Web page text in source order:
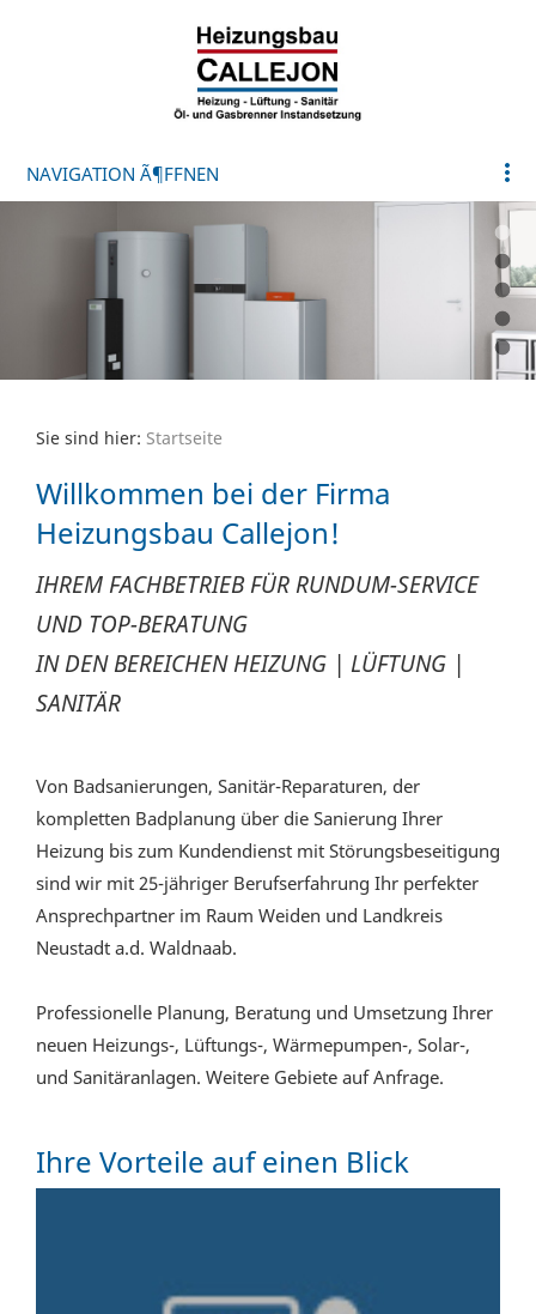
NAVIGATION Ã¶FFNEN
Sie sind hier: Startseite
Willkommen bei der Firma
Heizungsbau Callejon!
IHREM FACHBETRIEB FÜR RUNDUM-SERVICE
UND TOP-BERATUNG
IN DEN BEREICHEN HEIZUNG | LÜFTUNG |
SANITÄR
Von Badsanierungen, Sanitär-Reparaturen, der
kompletten Badplanung über die Sanierung Ihrer
Heizung bis zum Kundendienst mit Störungsbeseitigung
sind wir mit 25-jähriger Berufserfahrung Ihr perfekter
Ansprechpartner im Raum Weiden und Landkreis
Neustadt a.d. Waldnaab.
Professionelle Planung, Beratung und Umsetzung Ihrer
neuen Heizungs-, Lüftungs-, Wärmepumpen-, Solar-,
und Sanitäranlagen. Weitere Gebiete auf Anfrage.
Ihre Vorteile auf einen Blick